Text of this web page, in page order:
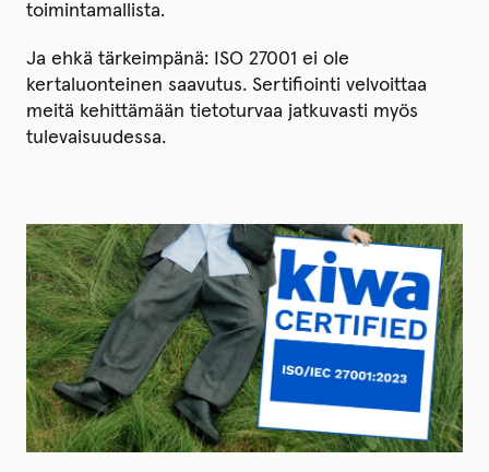
toimintamallista.
Ja ehkä tärkeimpänä: ISO 27001 ei ole
kertaluonteinen saavutus. Sertifiointi velvoittaa
meitä kehittämään tietoturvaa jatkuvasti myös
tulevaisuudessa.